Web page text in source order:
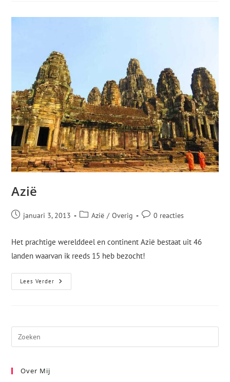
Azië
januari 3, 2013 Azië / Overig 0 reacties
Het prachtige werelddeel en continent Azië bestaat uit 46
landen waarvan ik reeds 15 heb bezocht!
Lees Verder
Over Mij